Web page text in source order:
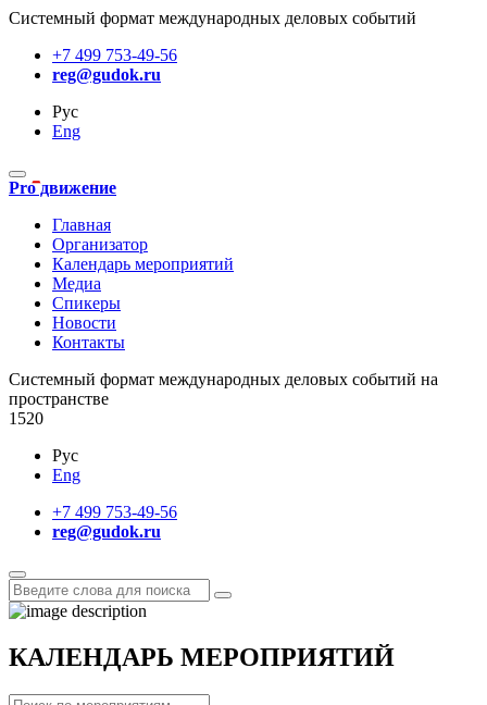
Системный формат международных деловых событий
+7 499 753-49-56
reg@gudok.ru
Рус
Eng
Pro движение
Главная
Организатор
Календарь мероприятий
Медиа
Спикеры
Новости
Контакты
Cистемный формат международных деловых событий на
пространстве
1520
Рус
Eng
+7 499 753-49-56
reg@gudok.ru
КАЛЕНДАРЬ МЕРОПРИЯТИЙ